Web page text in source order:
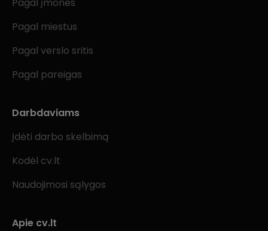
Pagal miestus
Pagal verslo sritis
Pagal pareigas
Darbdaviams
Įdėti darbo skelbimą
Kodėl cv.lt
Naudojimosi sąlygos
Apie cv.lt